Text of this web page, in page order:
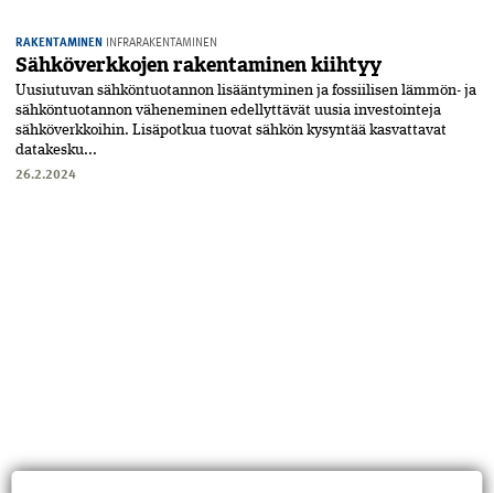
RAKENTAMINEN INFRARAKENTAMINEN
Sähköverkkojen rakentaminen kiihtyy
Uusiutuvan sähköntuotannon lisääntyminen ja fossiilisen lämmön- ja
sähköntuotannon väheneminen edellyttävät uusia investointeja
sähköverkkoihin. Lisäpotkua tuovat sähkön kysyntää kasvattavat
datakesku...
26.2.2024